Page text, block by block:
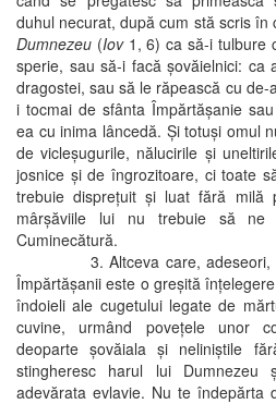
duhul necurat, după cum stă scris în
Dumnezeu (Iov 1, 6) ca să-i tulbure
sperie, sau să-i facă şovăielnici: ca
dragostei, sau să le răpească cu
i tocmai de sfânta Împărtăşanie
ea cu inima lâncedă. Şi totuşi omul
de vicleşugurile, nălucirile şi
josnice şi de îngrozitoare, ci toate
trebuie dispreţuit şi luat fără milă
mârşăviile lui nu trebuie să ne
Cuminecătură.
3. Altceva care, adeseori,
Împărtăşanii este o greşită
îndoieli ale cugetului legate de
cuvine, urmând poveţele unor
deoparte şovăiala şi neliniştile
stingheresc harul lui
adevărata evlavie. Nu te îndepărta